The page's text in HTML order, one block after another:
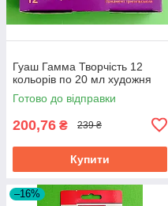
Гуаш Гамма Творчість 12
кольорів по 20 мл художня
Готово до відправки
200,76 ₴ 239 ₴
Купити
–16%